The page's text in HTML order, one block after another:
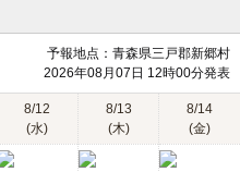
予報地点：青森県三戸郡新郷村
2026年08月07日 12時00分発表
8/12
(水)
8/13
(木)
8/14
(金)